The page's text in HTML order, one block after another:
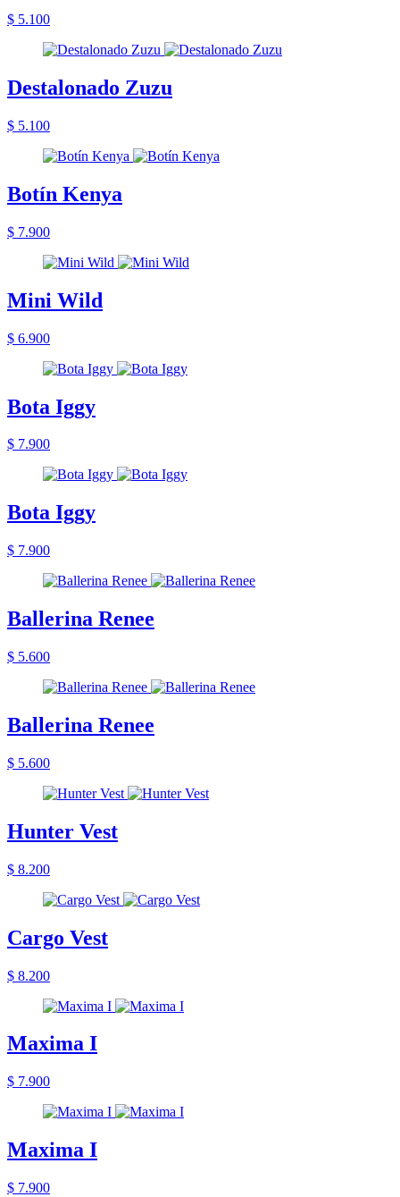
$ 5.100
Destalonado Zuzu
$ 5.100
Botín Kenya
$ 7.900
Mini Wild
$ 6.900
Bota Iggy
$ 7.900
Bota Iggy
$ 7.900
Ballerina Renee
$ 5.600
Ballerina Renee
$ 5.600
Hunter Vest
$ 8.200
Cargo Vest
$ 8.200
Maxima I
$ 7.900
Maxima I
$ 7.900